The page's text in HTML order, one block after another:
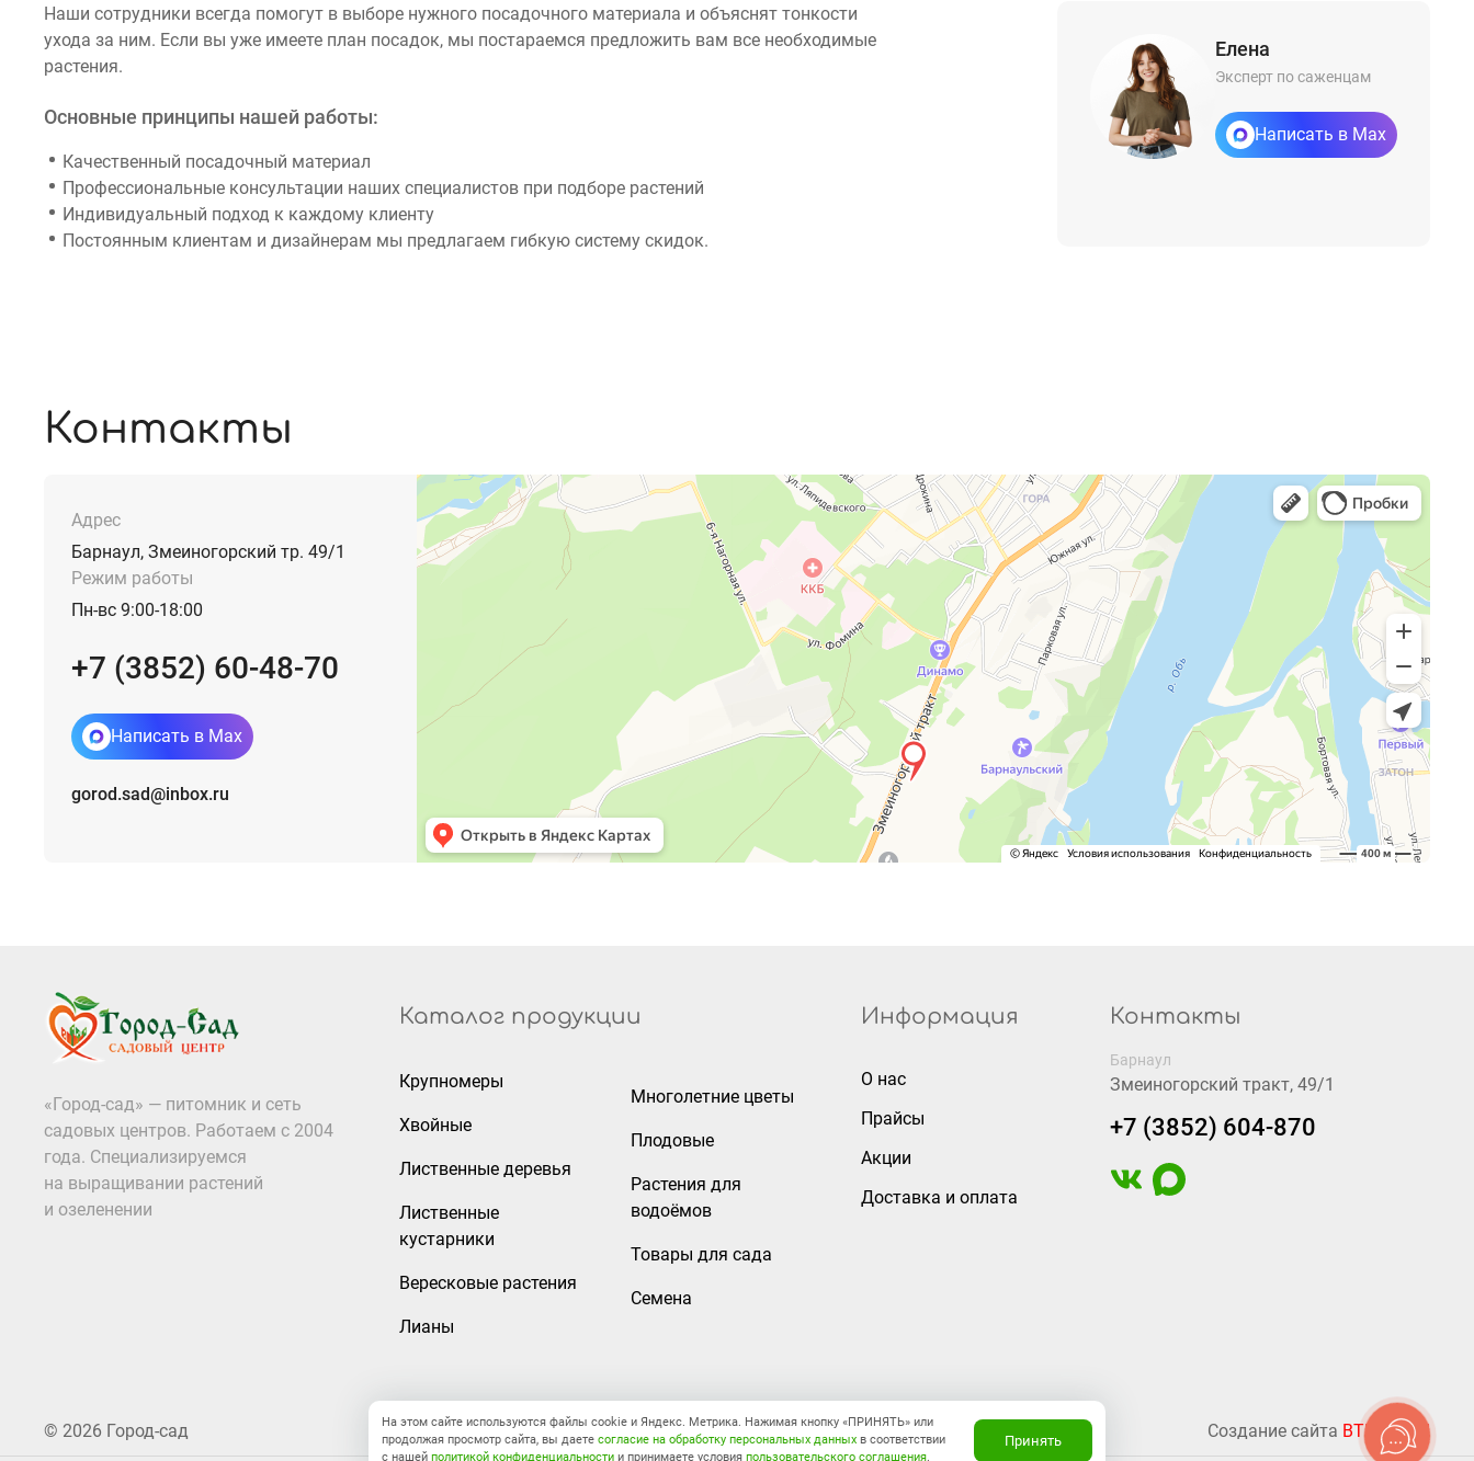
Наши сотрудники всегда помогут в выборе нужного посадочного материала и объяснят тонкости
ухода за ним. Если вы уже имеете план посадок, мы постараемся предложить вам все необходимые
растения.
Основные принципы нашей работы:
Качественный посадочный материал
Профессиональные консультации наших специалистов при подборе растений
Индивидуальный подход к каждому клиенту
Постоянным клиентам и дизайнерам мы предлагаем гибкую систему скидок.
Елена
Эксперт по саженцам
Написать в Max
Контакты
Адрес
Барнаул, Змеиногорский тр. 49/1
Режим работы
Пн-вс 9:00-18:00
+7 (3852) 60-48-70
Написать в Max
gorod.sad@inbox.ru
«Город-сад» — питомник и сеть
садовых центров. Работаем с 2004
года. Специализируемся
на выращивании растений
и озеленении
Каталог продукции
Крупномеры
Хвойные
Лиственные деревья
Лиственные
кустарники
Вересковые растения
Лианы
Многолетние цветы
Плодовые
Растения для
водоёмов
Товары для сада
Семена
Информация
О нас
Прайсы
Акции
Доставка и оплата
Контакты
Барнаул
Змеиногорский тракт, 49/1
+7 (3852) 604-870
© 2026 Город-сад Правовая информация Создание сайта BTB Digital
На этом сайте используются файлы cookie и Яндекс. Метрика. Нажимая кнопку «ПРИНЯТЬ» или
продолжая просмотр сайта, вы даете согласие на обработку персональных данных в соответствии
с нашей политикой конфиденциальности и принимаете условия пользовательского соглашения.
Принять